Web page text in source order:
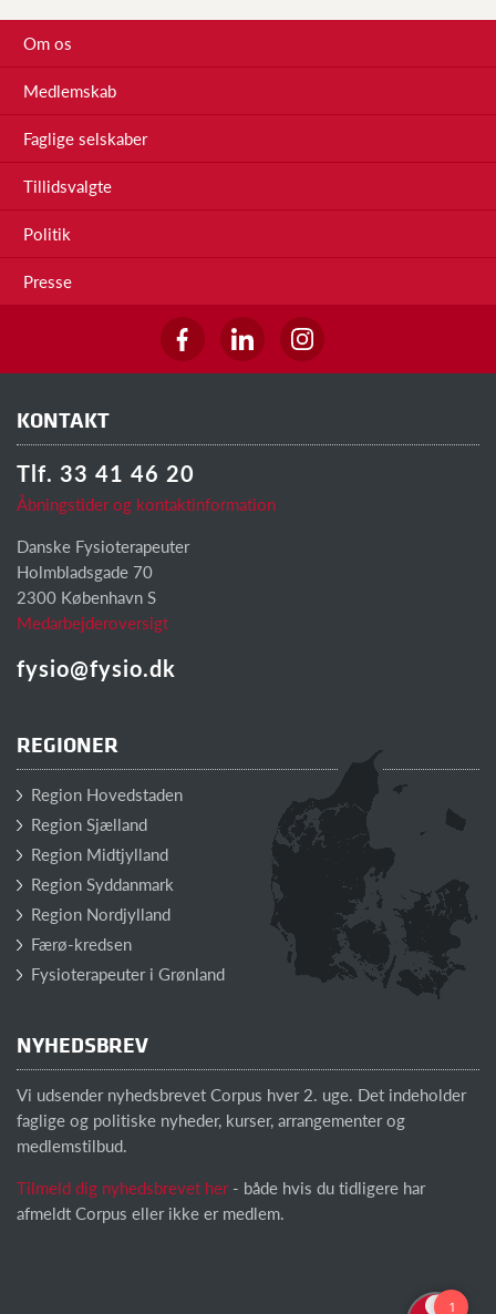
Om os
Medlemskab
Faglige selskaber
Tillidsvalgte
Politik
Presse
KONTAKT
Tlf. 33 41 46 20
Åbningstider og kontaktinformation
Danske Fysioterapeuter
Holmbladsgade 70
2300 København S
Medarbejderoversigt
fysio@fysio.dk
REGIONER
Region Hovedstaden
Region Sjælland
Region Midtjylland
Region Syddanmark
Region Nordjylland
Færø-kredsen
Fysioterapeuter i Grønland
NYHEDSBREV
Vi udsender nyhedsbrevet Corpus hver 2. uge. Det indeholder
faglige og politiske nyheder, kurser, arrangementer og
medlemstilbud.
Tilmeld dig nyhedsbrevet her- både hvis du tidligere har
afmeldt Corpus eller ikke er medlem.